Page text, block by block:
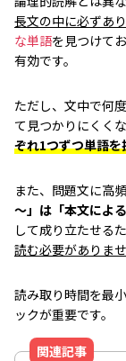
長文の中に必ずあり
な単語を見つけて
有効です。
ただし、文中で何
て見つかりにくく
ぞれ1つずつ単語を
また、問題文に高
～」は「本文によ
して成り立たせる
読む必要がありませ
読み取り時間を最
ックが重要です。
関連記事